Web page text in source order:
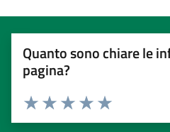
Quanto sono chiare le
pagina?
Valuta 5 stelle
Valuta 4 stelle su 5
Valuta 3 stelle su 5
Valuta 2 stelle su 5
Valuta 1 stelle su 5